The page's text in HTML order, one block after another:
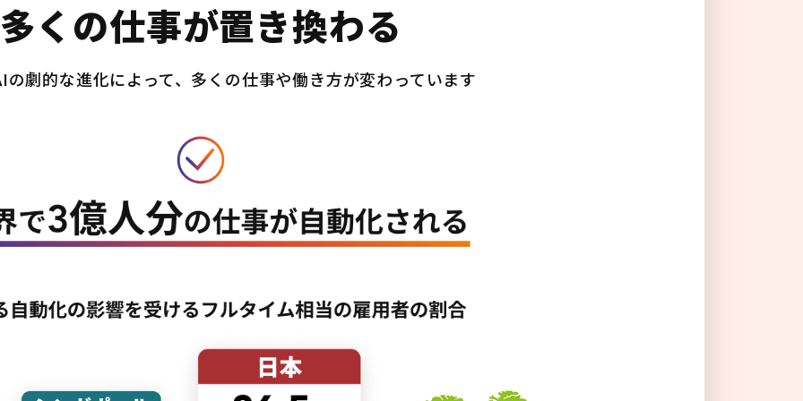
多くの仕事が置き換わる
の劇的な進化によって、多くの仕事や働き方が変わっています